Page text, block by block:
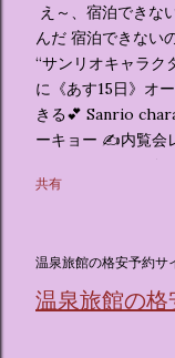
え～、宿泊できな
んだ 宿泊できない
“サンリオキャラク
に《あす15日》オ
きる💕 Sanrio
ーキョー ✍️内覧
pic.twitter.com/
(@oricon) July 14,
はなく、2026年7月
リオキャラクター
す。 韓国で話題を
共有
温泉旅館の格安予約サ
温泉旅館の格